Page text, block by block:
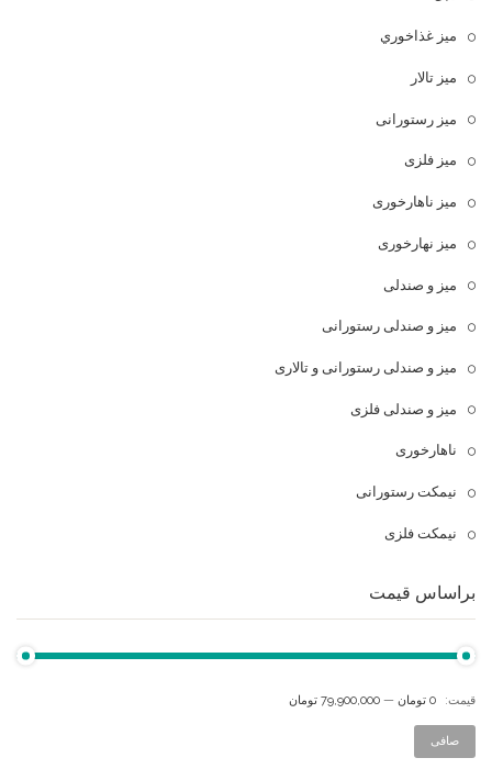
ميز غذاخوري
میز تالار
میز رستورانی
میز فلزی
میز ناهارخوری
میز نهارخوری
میز و صندلی
میز و صندلی رستورانی
میز و صندلی رستورانی و تالاری
میز و صندلی فلزی
ناهارخوری
نیمکت رستورانی
نیمکت فلزی
براساس قیمت
صافی
قيمت: 0 تومان — 79,900,000 تومان